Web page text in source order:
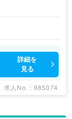
詳細を
見る
求人No. : 985074